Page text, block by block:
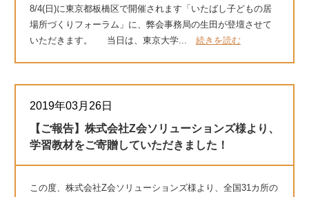
8/4(日)に東京都板橋区で開催されます「いたばし子どもの居
場所づくりフォーラム」に、弊会事務局の生田が登壇させて
いただきます。 当日は、東京大学... 続きを読む
2019年03月26日
【ご報告】株式会社Z会ソリューションズ様より、
学習教材をご寄贈していただきました！
この度、株式会社Z会ソリューションズ様より、全国31カ所の